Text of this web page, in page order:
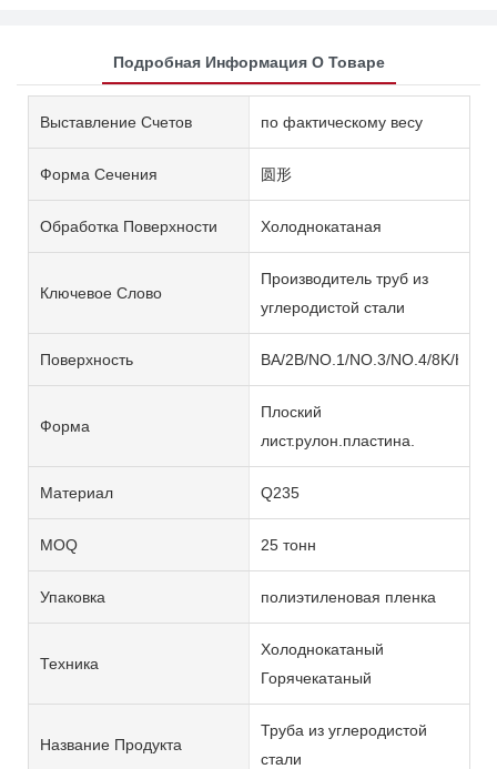
Подробная Информация О Товаре
Выставление Счетов по фактическому весу
Форма Сечения 圆形
Обработка Поверхности Холоднокатаная
Ключевое Слово
Производитель труб из
углеродистой стали
Поверхность BA/2B/NO.1/NO.3/NO.4/8K/HL/
Форма
Плоский
лист.рулон.пластина.
Материал Q235
MOQ 25 тонн
Упаковка полиэтиленовая пленка
Техника
Холоднокатаный
Горячекатаный
Название Продукта
Труба из углеродистой
стали